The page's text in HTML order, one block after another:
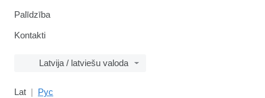
Palīdzība
Kontakti
Latvija / latviešu valoda
Lat Рус